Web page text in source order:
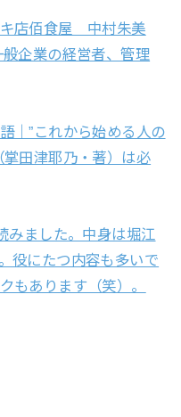
キ店佰食屋 中村朱美
企業の経営者、管理
｜”これから始める人の
掌田津耶乃・著）は必
みました。中身は堀江
役にたつ内容も多いで
もあります（笑）。